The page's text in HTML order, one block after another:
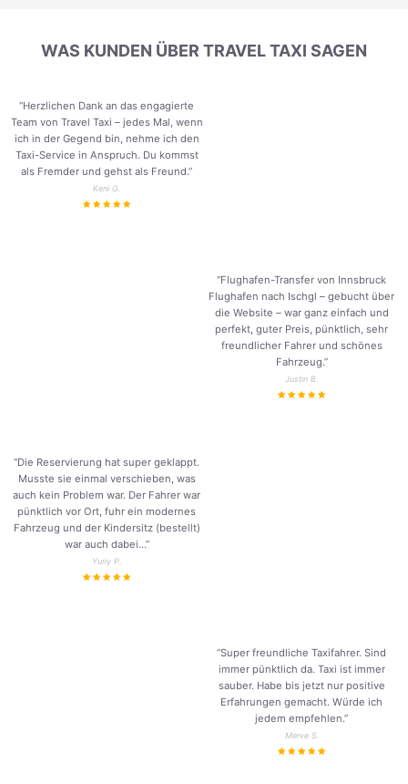
WAS KUNDEN ÜBER TRAVEL TAXI SAGEN
“Herzlichen Dank an das engagierte
Team von Travel Taxi – jedes Mal, wenn
ich in der Gegend bin, nehme ich den
Taxi-Service in Anspruch. Du kommst
als Fremder und gehst als Freund.”
Keni G.
“Flughafen-Transfer von Innsbruck
Flughafen nach Ischgl – gebucht über
die Website – war ganz einfach und
perfekt, guter Preis, pünktlich, sehr
freundlicher Fahrer und schönes
Fahrzeug.”
Justin B.
“Die Reservierung hat super geklappt.
Musste sie einmal verschieben, was
auch kein Problem war. Der Fahrer war
pünktlich vor Ort, fuhr ein modernes
Fahrzeug und der Kindersitz (bestellt)
war auch dabei…”
Yuriy P.
“Super freundliche Taxifahrer. Sind
immer pünktlich da. Taxi ist immer
sauber. Habe bis jetzt nur positive
Erfahrungen gemacht. Würde ich
jedem empfehlen.”
Merve S.